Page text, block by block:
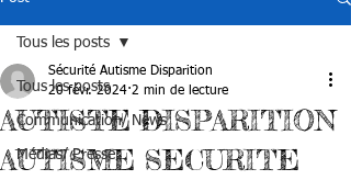
Tous les posts
Communication/ News
Médias/ Presse
Tous les posts
AUTISTE DISPARITION
AUTISME SECURITE
Sécurité Autisme Disparition
20 févr. 2024 2 min de lecture